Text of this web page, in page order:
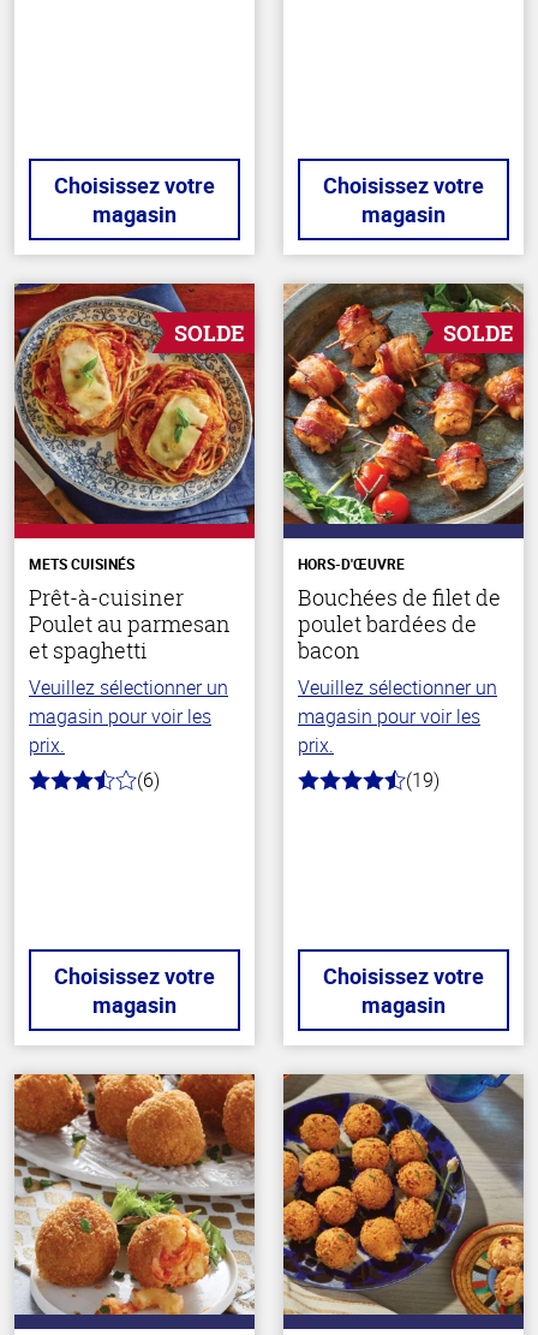
Choisissez votre
magasin
Choisissez votre
magasin
SOLDE
METS CUISINÉS
Prêt-à-cuisiner
Poulet au parmesan
et spaghetti
Veuillez sélectionner un
magasin pour voir les
prix.
3.8
(6)
Choisissez votre
magasin
SOLDE
HORS-D'ŒUVRE
Bouchées de filet de
poulet bardées de
bacon
Veuillez sélectionner un
magasin pour voir les
prix.
4.3
(19)
Choisissez votre
magasin